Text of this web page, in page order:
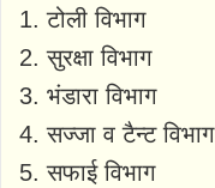
1. टोली विभाग
2. सुरक्षा विभाग
3. भंडारा विभाग
4. सज्जा व टैन्ट विभाग
5. सफाई विभाग